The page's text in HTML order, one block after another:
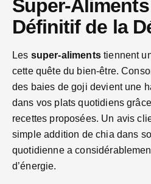
Super-Aliments
Définitif de la
Les super-alimentstiennent
cette quête du bien-être.
des baies de goji devient une
dans vos plats quotidiens
recettes proposées. Un avis
simple addition de chia dans
quotidienne a
d’énergie.